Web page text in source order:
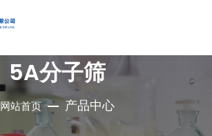
•石油催
剂、分子
醚类
•醇类
•胺类
烃类
5A分子筛
网站首页 产品中心